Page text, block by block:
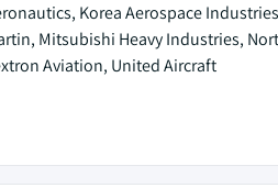
Korea Aerospace
Mitsubishi Heavy Industries,
Aviation, United Aircraft